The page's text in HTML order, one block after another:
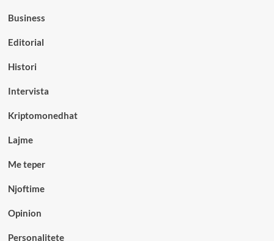
Business
Editorial
Histori
Intervista
Kriptomonedhat
Lajme
Me teper
Njoftime
Opinion
Personalitete